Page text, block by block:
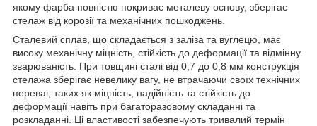
якому фарба повністю покриває металеву основу, зберігає
стелаж від корозії та механічних пошкоджень.
Сталевий сплав, що складається з заліза та вуглецю, має
високу механічну міцність, стійкість до деформації та відмінну
зварюваність. При товщині сталі від 0,7 до 0,8 мм конструкція
стелажа зберігає невелику вагу, не втрачаючи своїх технічних
переваг, таких як міцність, надійність та стійкість до
деформації навіть при багаторазовому складанні та
розкладанні. Ці властивості забезпечують тривалий термін